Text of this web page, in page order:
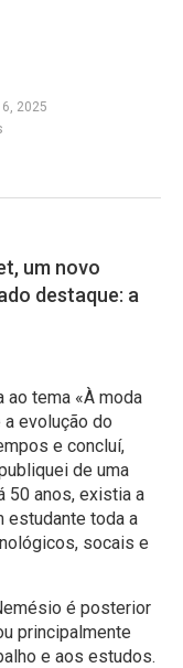
2025
um novo
destaque: a
ao tema «À moda
evolução do
e concluí,
de uma
50 anos, existia a
estudante toda a
socais e
é posterior
principalmente
e aos estudos.